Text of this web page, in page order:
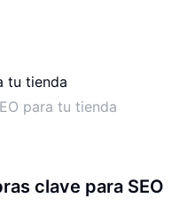
para tu tienda
clave para SEO